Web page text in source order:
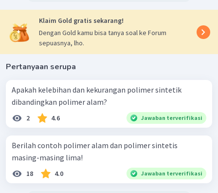
Klaim Gold gratis sekarang!
Dengan Gold kamu bisa tanya soal ke Forum
sepuasnya, lho.
Pertanyaan serupa
Apakah kelebihan dan kekurangan polimer sintetik
dibandingkan polimer alam?
2 4.6 Jawaban terverifikasi
Berilah contoh polimer alam dan polimer sintetis
masing-masing lima!
18 4.0 Jawaban terverifikasi